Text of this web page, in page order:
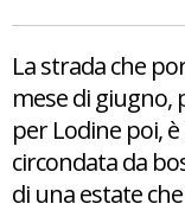
La strada che
mese di giugno,
per Lodine poi,
circondata da
di una estate